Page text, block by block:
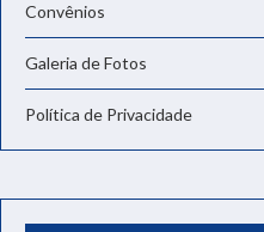
Convênios
Galeria de Fotos
Política de Privacidade